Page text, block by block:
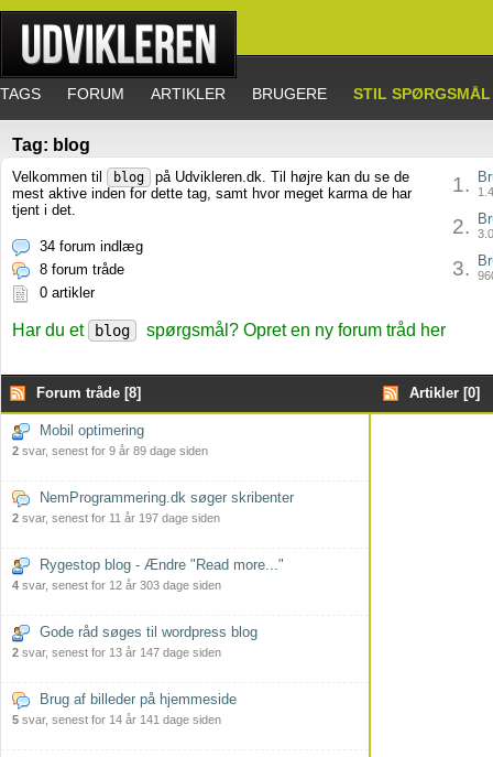
TAGS FORUM ARTIKLER BRUGERE STIL SPØRGSMÅL
Tag: blog
Velkommen til blog
på Udvikleren.dk. Til højre kan du se de
mest aktive inden for dette tag, samt hvor meget karma de har
tjent i det.
34 forum indlæg
8 forum tråde
0 artikler
1.
2.
3.
Har du et blog spørgsmål? Opret en ny forum tråd her
Forum tråde [8] Artikler [0]
Mobil optimering
2 svar, senest for 9 år 89 dage siden
NemProgrammering.dk søger skribenter
2 svar, senest for 11 år 197 dage siden
Rygestop blog - Ændre "Read more..."
4 svar, senest for 12 år 303 dage siden
Gode råd søges til wordpress blog
2 svar, senest for 13 år 147 dage siden
Brug af billeder på hjemmeside
5 svar, senest for 14 år 141 dage siden